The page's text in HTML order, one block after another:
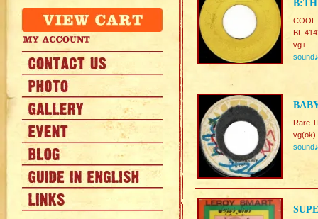
COOL
BL
vg+
sound♪
vg(ok)
sound♪